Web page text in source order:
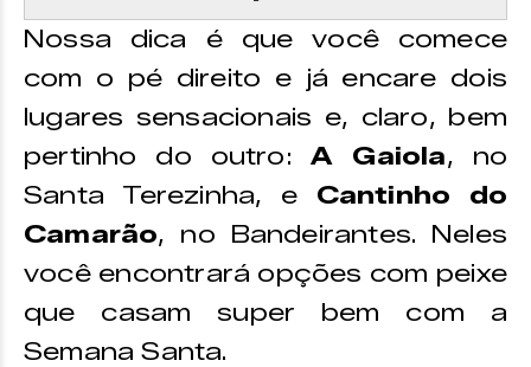
Nossa dica é que você comece
com o pé direito e já encare dois
lugares sensacionais e, claro, bem
pertinho do outro:A Gaiola, no
Santa Terezinha, e Cantinho do
Camarão, no Bandeirantes. Neles
você encontrará opções com peixe
que casam super bem com a
Semana Santa.